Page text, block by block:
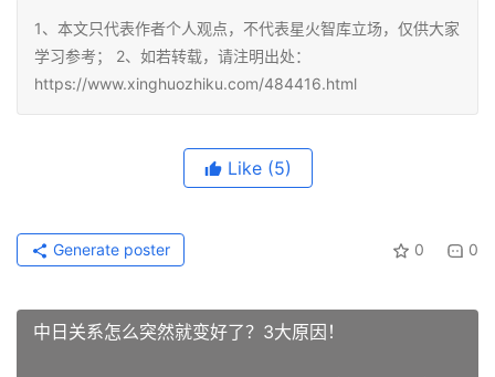
1、本文只代表作者个人观点，不代表星火智库立场，仅供大家
学习参考； 2、如若转载，请注明出处：
https://www.xinghuozhiku.com/484416.html
Like (5)
0 0
Generate poster
中日关系怎么突然就变好了？3大原因！